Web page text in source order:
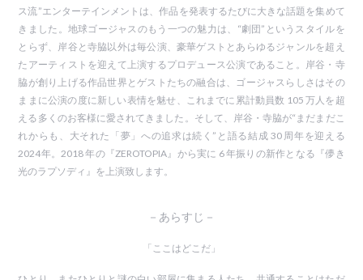
ス流”エンターテインメントは、作品を発表するたびに大きな話題を集めて
きました。地球ゴージャスのもう一つの魅力は、“劇団”というスタイルを
とらず、岸谷と寺脇以外は毎公演、豪華ゲストとあらゆるジャンルを超え
たアーティストを迎えて上演するプロデュース公演であること。岸谷・寺
脇が創り上げる作品世界とゲストたちの融合は、ゴージャスらしさはその
ままに公演の度に新しい表情を魅せ、これまでに累計動員数 105 万人を超
える多くのお客様に愛されてきました。そして、岸谷・寺脇が“まだまだこ
れからも、大それた「夢」への追求は続く”と語る結成 30 周年を迎える
2024年。2018 年の『ZEROTOPIA』から実に 6 年振りの新作となる『儚き
光のラプソディ』を上演致します。
－あらすじ－
「ここはどこだ」